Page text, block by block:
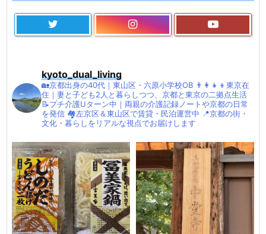
kyoto_dual_living
🏡京都出身の40代｜東山区・六原小学校OB 👨‍👩‍👧‍👦東京在
住｜妻と子ども2人と暮らしつつ、京都と東京の二拠点生活
📝プチ介護Uターン中｜両親の介護記録ノートや京都の日常
を発信 🏘左京区＆東山区で賃貸・民泊運営中 📍京都の街・
文化・暮らしをリアルな視点でお届けします